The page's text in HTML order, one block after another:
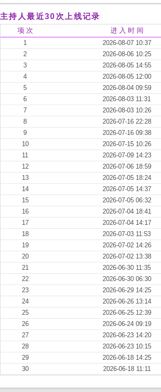
主持人最近30次上线记录
项 次 进 入 时 间
1 2026-08-07 10:37
2
2026-08-06 10:25
3
2026-08-05 14:55
4
2026-08-05 12:00
5
2026-08-04 09:59
6
2026-08-03 11:31
7
2026-08-03 10:26
8
2026-07-16 22:28
9
2026-07-16 09:38
10
2026-07-15 10:26
11
2026-07-09 14:23
12
2026-07-06 18:59
13
2026-07-05 18:24
14
2026-07-05 14:37
15
2026-07-05 06:32
16
2026-07-04 18:41
17
2026-07-04 14:17
18
2026-07-03 11:53
19
2026-07-02 14:26
20
2026-07-02 13:38
21
2026-06-30 11:35
22
2026-06-30 06:30
23
2026-06-29 14:25
24
2026-06-26 13:14
25
2026-06-25 12:39
26
2026-06-24 09:19
27
2026-06-23 14:20
28
2026-06-23 10:15
29
2026-06-18 14:25
30
2026-06-18 11:11